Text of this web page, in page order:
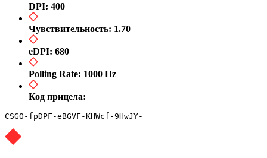
DPI: 400
Чувствительность: 1.70
eDPI: 680
Polling Rate: 1000 Hz
Код прицела:
CSGO-fpDPF-eBGVF-KHWcf-9HwJY-